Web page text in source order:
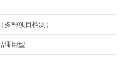
多种项目检测）
通用型